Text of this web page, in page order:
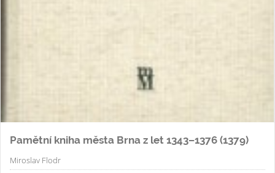
Pamětní kniha města Brna z let 1343–1376 (1379)
Miroslav Flodr